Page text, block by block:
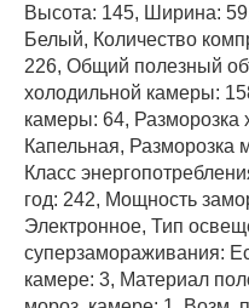
Высота: 145, Ширина:
Белый, Количество
226, Общий полезный
холодильной камеры:
камеры: 64, Разморозка
Капельная, Разморозка
Класс
год: 242, Мощность
Электронное, Тип
суперзамораживания:
камере: 3, Материал